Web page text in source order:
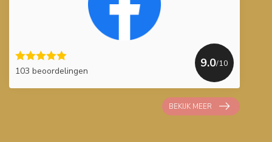
103 beoordelingen
9.0/10
BEKIJK MEER